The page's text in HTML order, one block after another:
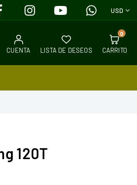
FACEBOOK INSTAGRAM YOUTUBE WHATSAPP
USD
CUENTA
LISTA DE DESEOS
0
CARRITO
120T